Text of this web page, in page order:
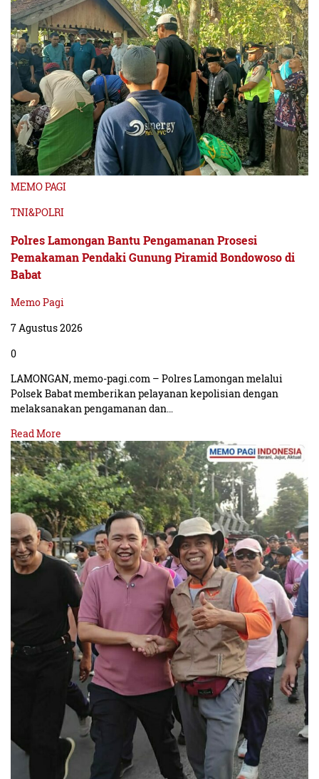
MEMO PAGI
TNI&POLRI
Polres Lamongan Bantu Pengamanan Prosesi
Pemakaman Pendaki Gunung Piramid Bondowoso di
Babat
Memo Pagi
7 Agustus 2026
0
LAMONGAN, memo-pagi.com – Polres Lamongan melalui
Polsek Babat memberikan pelayanan kepolisian dengan
melaksanakan pengamanan dan…
Read More